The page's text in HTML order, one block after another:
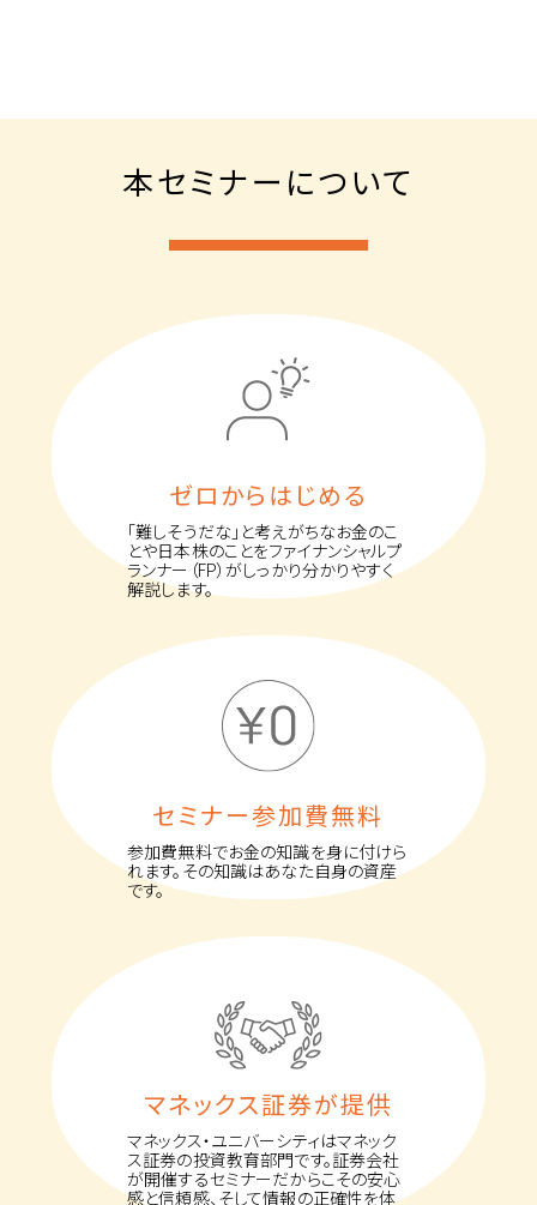
本セミナーについて
ゼロからはじめる
「難しそうだな」と考えがちなお金のこ
とや日本株のことをファイナンシャルプ
ランナー（FP）がしっかり分かりやすく
解説します。
セミナー参加費無料
参加費無料でお金の知識を身に付けら
れます。その知識はあなた自身の資産
です。
マネックス証券が提供
マネックス・ユニバーシティはマネック
ス証券の投資教育部門です。証券会社
が開催するセミナーだからこその安心
感と信頼感、そして情報の正確性を体